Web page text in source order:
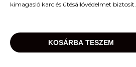
kimagasló karc és ütésállóvédelmet biztosít.
KOSÁRBA TESZEM